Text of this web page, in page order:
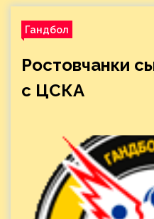
Гандбол
Ростовчанки
с ЦСКА